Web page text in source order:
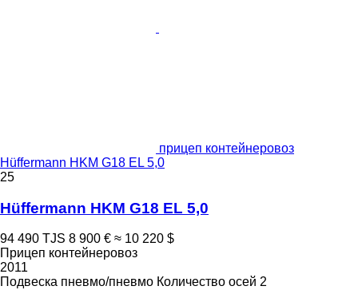
прицеп контейнеровоз
Hüffermann HKM G18 EL 5,0
25
Hüffermann HKM G18 EL 5,0
94 490 TJS 8 900 € ≈ 10 220 $
Прицеп контейнеровоз
2011
Подвеска пневмо/пневмо Количество осей 2